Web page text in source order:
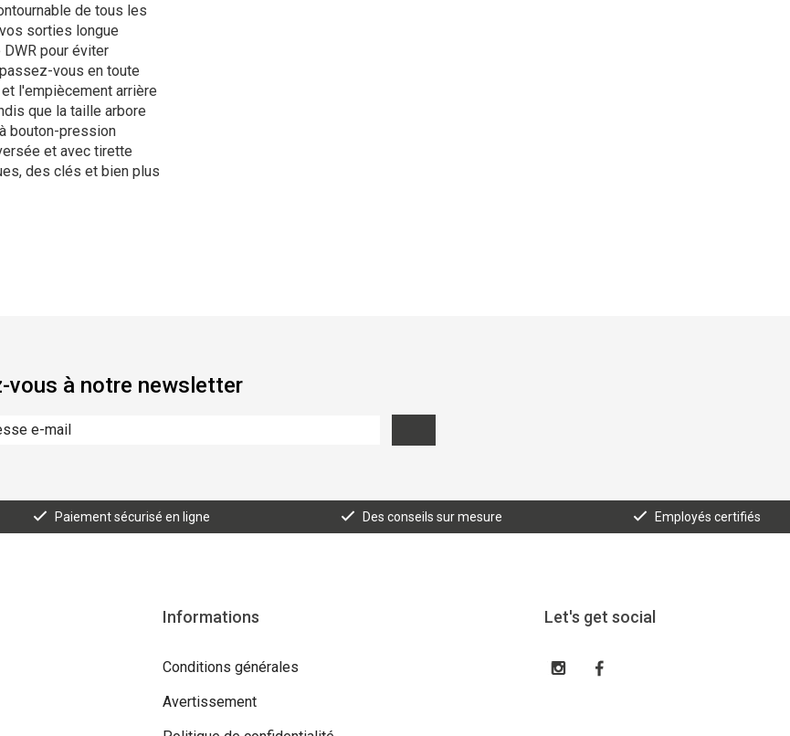
de tous les
sorties longue
pour éviter
vous en toute
l'empiècement arrière
que la taille arbore
bouton-pression
et avec tirette
des clés et bien plus
vous à notre newsletter
Paiement sécurisé en ligne Des conseils sur mesure Employés certifiés
Informations
Conditions générales
Avertissement
Let's get social